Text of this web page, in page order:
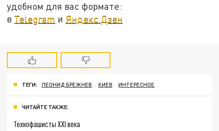
удобном для вас формате:
в Telegram и Яндекс.Дзен
ТЕГИ: ЛЕОНИД БРЕЖНЕВ КИЕВ ИНТЕРЕСНОЕ
ЧИТАЙТЕ ТАКЖЕ:
Технофашисты XXI века